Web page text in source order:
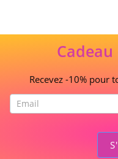
Recevez -10% pour